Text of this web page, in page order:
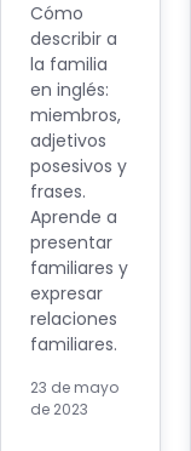
Cómo
describir a
la familia
en inglés:
miembros,
adjetivos
posesivos y
frases.
Aprende a
presentar
familiares y
expresar
relaciones
familiares.
23 de mayo
de 2023